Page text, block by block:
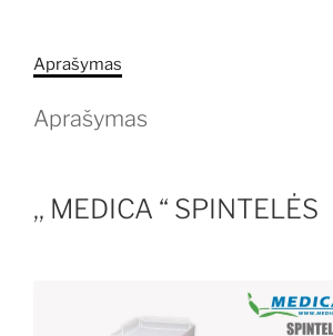
Aprašymas
Aprašymas
,, MEDICA “ SPINTELĖS